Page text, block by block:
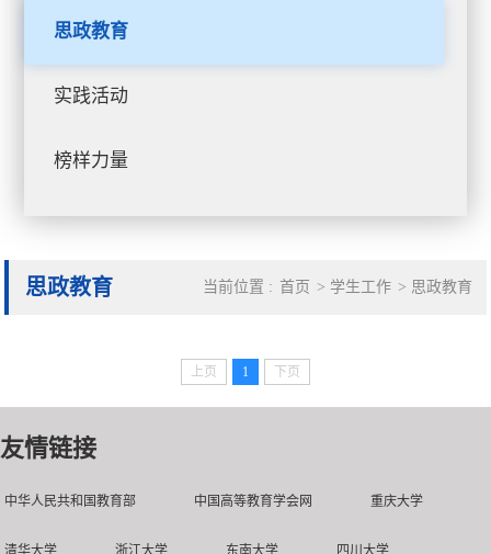
思政教育
实践活动
榜样力量
思政教育 当前位置 : 首页 > 学生工作 > 思政教育
上页 1 下页
友情链接
中华人民共和国教育部 中国高等教育学会网 重庆大学
清华大学 浙江大学 东南大学 四川大学